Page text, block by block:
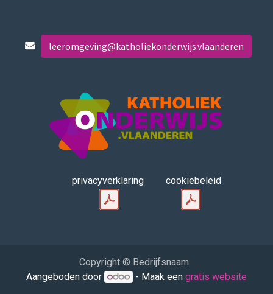
leeromgeving@katholiekonderwijs.vlaanderen
privacyverklaring cookiebeleid
Copyright © Bedrijfsnaam
Aangeboden door
- Maak een gratis website